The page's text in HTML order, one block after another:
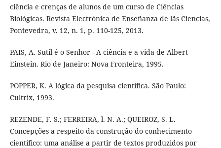
ciência e crenças de alunos de um curso de Ciências
Biológicas. Revista Electrónica de Enseñanza de lãs Ciencias,
Pontevedra, v. 12, n. 1, p. 110-125, 2013.
PAIS, A. Sutil é o Senhor - A ciência e a vida de Albert
Einstein. Rio de Janeiro: Nova Fronteira, 1995.
POPPER, K. A lógica da pesquisa científica. São Paulo:
Cultrix, 1993.
REZENDE, F. S.; FERREIRA, l. N. A.; QUEIROZ, S. L.
Concepções a respeito da construção do conhecimento
científico: uma análise a partir de textos produzidos por